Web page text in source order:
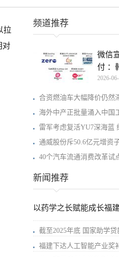
拉
对
频道推荐
微信
付 ：
2026-
合资燃油车大幅降价仍然
海外中产正批量涌入中国
雷军考虑复活YU7深海蓝
通威股份斥50.6亿元增资
40个汽车流通消费改革试
新闻推荐
以药学之长赋能成长福
截至2025年底 国家助学贷
福建下达人工智能产业奖